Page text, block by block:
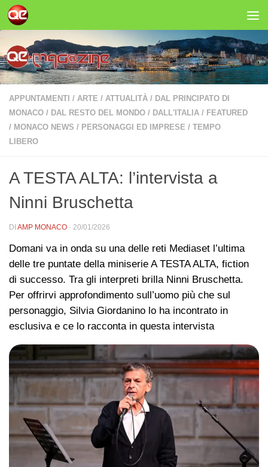
Salta al contenuto
APPUNTAMENTI / ARTE / ATTUALITÀ / DAL PRINCIPATO DI
MONACO / DAL RESTO DEL MONDO / DALL'ITALIA / FEATURED
/ MONACO NEWS / PERSONAGGI ED IMPRESE / TEMPO
LIBERO
A TESTA ALTA: l’intervista a
Ninni Bruschetta
DI AMP MONACO · 20/01/2026
Domani va in onda su una delle reti Mediaset l’ultima
delle tre puntate della miniserie A TESTA ALTA, fiction
di successo. Tra gli interpreti brilla Ninni Bruschetta.
Per offrirvi approfondimento sull’uomo più che sul
personaggio, Silvia Giordanino lo ha incontrato in
esclusiva e ce lo racconta in questa intervista